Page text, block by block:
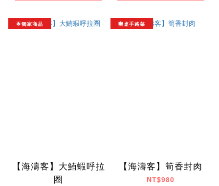
🌟獨家商品
【海濤客】大鮪蝦呼拉
圈
辦桌手路菜
【海濤客】筍香封肉
NT$980